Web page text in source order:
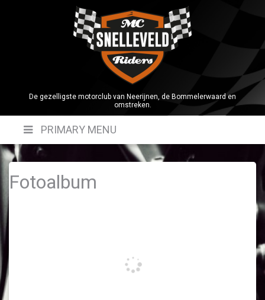
De gezelligste motorclub van Neerijnen, de Bommelerwaard en
omstreken.
PRIMARY MENU
Fotoalbum